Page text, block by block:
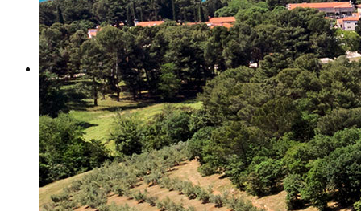
Misija i vizija
Upravno Vijeće
Rad Upravnog vijeća
Znanstveno Vijeće
Rad Znanstvenog vijeća
Etičko povjerenstvo
Etički kodeks
Financiranje
Proračun
Potpore
PROGRAMSKO FINANCIRANJE
Izvještavanje po uredbi